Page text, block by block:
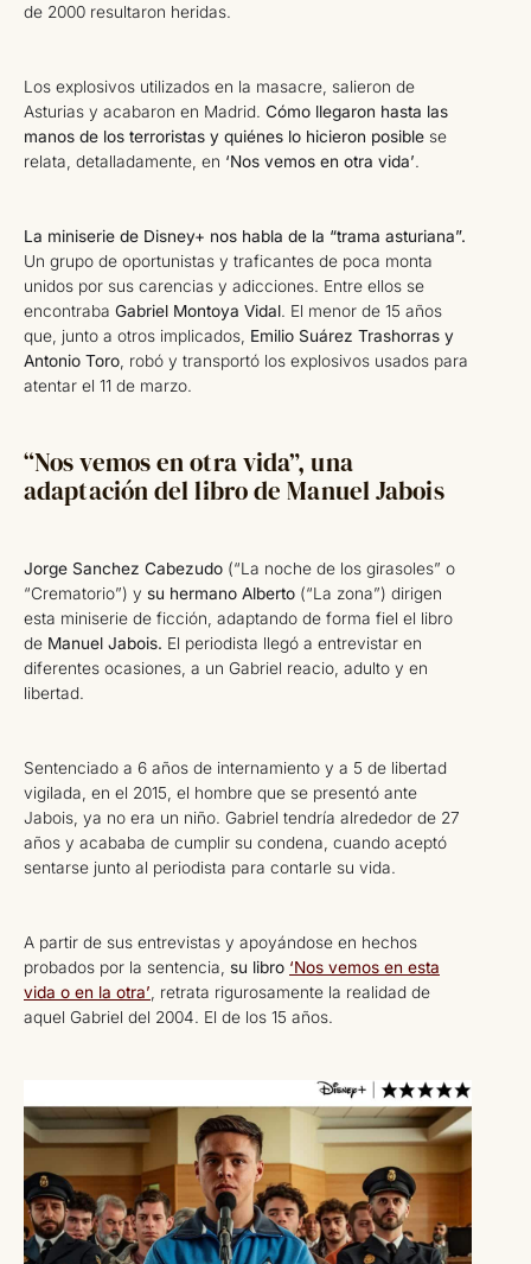
de 2000 resultaron heridas.
Los explosivos utilizados en la masacre, salieron de
Asturias y acabaron en Madrid. Cómo llegaron hasta las
manos de los terroristas y quiénes lo hicieron posible se
relata, detalladamente, en ‘Nos vemos en otra vida’.
La miniserie de Disney+ nos habla de la “trama asturiana”.
Un grupo de oportunistas y traficantes de poca monta
unidos por sus carencias y adicciones. Entre ellos se
encontraba Gabriel Montoya Vidal. El menor de 15 años
que, junto a otros implicados, Emilio Suárez Trashorras y
Antonio Toro, robó y transportó los explosivos usados para
atentar el 11 de marzo.
“Nos vemos en otra vida”, una
adaptación del libro de Manuel Jabois
Jorge Sanchez Cabezudo (“La noche de los girasoles” o
“Crematorio”) y su hermano Alberto (“La zona”) dirigen
esta miniserie de ficción, adaptando de forma fiel el libro
de Manuel Jabois. El periodista llegó a entrevistar en
diferentes ocasiones, a un Gabriel reacio, adulto y en
libertad.
Sentenciado a 6 años de internamiento y a 5 de libertad
vigilada, en el 2015, el hombre que se presentó ante
Jabois, ya no era un niño. Gabriel tendría alrededor de 27
años y acababa de cumplir su condena, cuando aceptó
sentarse junto al periodista para contarle su vida.
A partir de sus entrevistas y apoyándose en hechos
probados por la sentencia, su libro ‘Nos vemos en esta
vida o en la otra’ , retrata rigurosamente la realidad de
aquel Gabriel del 2004. El de los 15 años.